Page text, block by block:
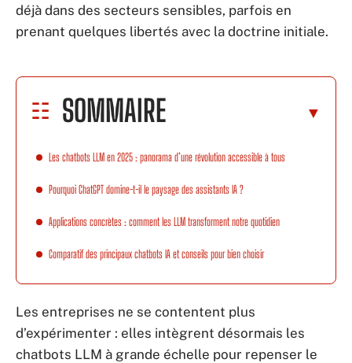
déjà dans des secteurs sensibles, parfois en
prenant quelques libertés avec la doctrine initiale.
SOMMAIRE
Les chatbots LLM en 2025 : panorama d’une révolution accessible à tous
Pourquoi ChatGPT domine-t-il le paysage des assistants IA ?
Applications concrètes : comment les LLM transforment notre quotidien
Comparatif des principaux chatbots IA et conseils pour bien choisir
Les entreprises ne se contentent plus
d’expérimenter : elles intègrent désormais les
chatbots LLM à grande échelle pour repenser le